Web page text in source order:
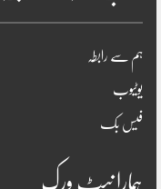
ہم سے رابطہ
یوٹیوب
فیس بک
ہمارا نیٹ ورک